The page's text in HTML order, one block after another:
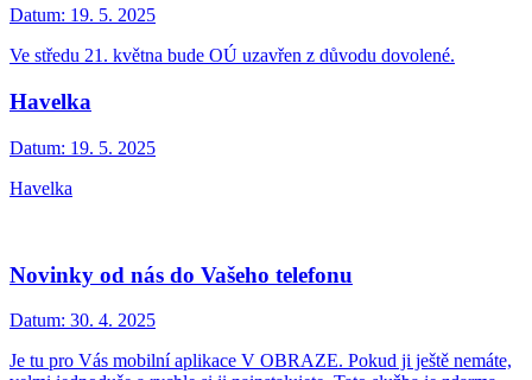
Datum: 19. 5. 2025
Ve středu 21. května bude OÚ uzavřen z důvodu dovolené.
Havelka
Datum: 19. 5. 2025
Havelka
Novinky od nás do Vašeho telefonu
Datum: 30. 4. 2025
Je tu pro Vás mobilní aplikace V OBRAZE. Pokud ji ještě nemáte,